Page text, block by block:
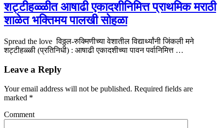
शट्टीहळ्ळीत आषाढी एकादशीनिमित्त प्राथमिक मराठी
शाळेत भक्तिमय पालखी सोहळा
Spread the love विठ्ठल-रुक्मिणीच्या वेशातील विद्यार्थ्यांनी जिंकली मने
शट्टीहळ्ळी (प्रतिनिधी) : आषाढी एकादशीच्या पावन पर्वानिमित्त …
Leave a Reply
Your email address will not be published. Required fields are
marked *
Comment